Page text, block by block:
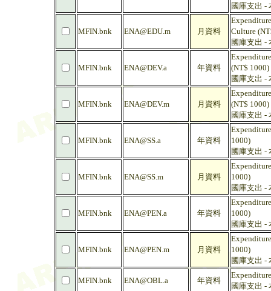
國庫支出 -
MFIN.bnk ENA@EDU.m 月資料
Culture
國庫支出 -
MFIN.bnk ENA@DEV.a 年資料
(NT$ 1000)
國庫支出 -
MFIN.bnk ENA@DEV.m 月資料
(NT$ 1000)
國庫支出 -
MFIN.bnk ENA@SS.a 年資料
1000)
國庫支出 -
MFIN.bnk ENA@SS.m 月資料
1000)
國庫支出 -
MFIN.bnk ENA@PEN.a 年資料
1000)
國庫支出 -
MFIN.bnk ENA@PEN.m 月資料
1000)
國庫支出 -
MFIN.bnk ENA@OBL.a 年資料
國庫支出 -